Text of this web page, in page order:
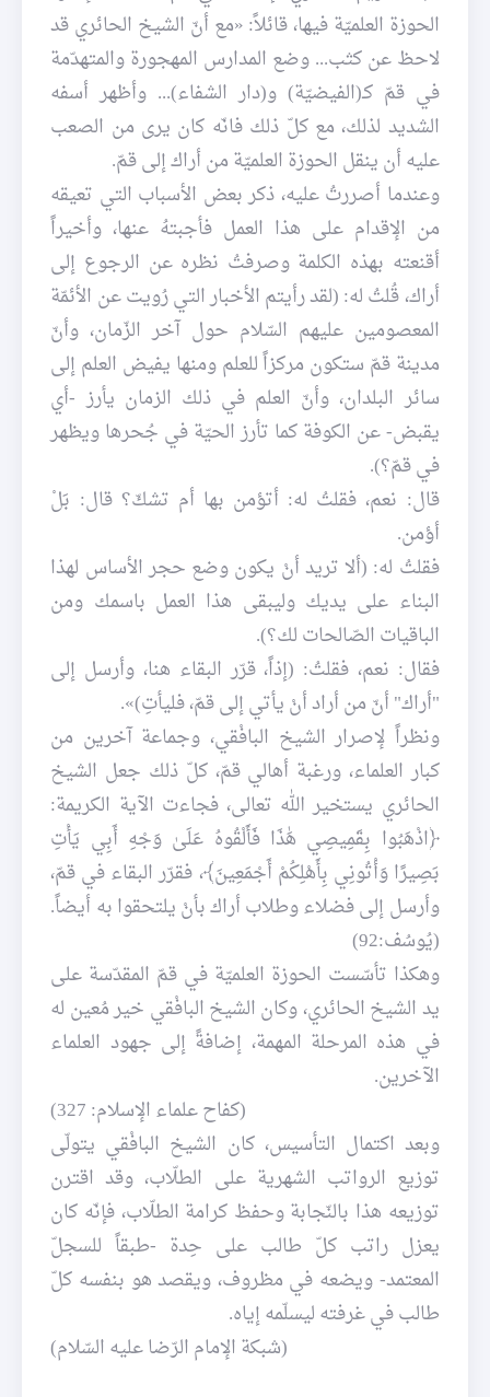
الحوزة العلميّة فيها، قائلاً: «مع أنّ الشيخ الحائري قد
لاحظ عن كثب... وضع المدارس المهجورة والمتهدّمة
في قمّ كـ(الفيضيّة) و(دار الشفاء)... وأظهر أسفه
الشديد لذلك، مع كلّ ذلك فانّه كان يرى من الصعب
عليه أن ينقل الحوزة العلميّة من أراك إلى قمّ.
وعندما أصررتُ عليه، ذكر بعض الأسباب التي تعيقه
من الإقدام على هذا العمل فأجبتهُ عنها، وأخيراً
أقنعته بهذه الكلمة وصرفتُ نظره عن الرجوع إلى
أراك، قُلتُ له: (لقد رأيتم الأخبار التي رُويت عن الأئمّة
المعصومين عليهم السّلام حول آخر الزّمان، وأنّ
مدينة قمّ ستكون مركزاً للعلم ومنها يفيض العلم إلى
سائر البلدان، وأنّ العلم في ذلك الزمان يأرز -أي
يقبض- عن الكوفة كما تأرز الحيّة في جُحرها ويظهر
في قمّ؟).
قال: نعم، فقلتُ له: أتؤمن بها أم تشكّ؟ قال: بَلْ
أؤمن.
فقلتُ له: (ألا تريد أنْ يكون وضع حجر الأساس لهذا
البناء على يديك وليبقى هذا العمل باسمك ومن
الباقيات الصّالحات لك؟).
فقال: نعم، فقلتُ: (إذاً، قرّر البقاء هنا، وأرسل إلى
"أراك" أنّ من أراد أنْ يأتي إلى قمّ، فليأتِ)».
ونظراً لإصرار الشيخ البافْقي، وجماعة آخرين من
كبار العلماء، ورغبة أهالي قمّ، كلّ ذلك جعل الشيخ
الحائري يستخير الله تعالى، فجاءت الآية الكريمة:
﴿اذْهَبُوا بِقَمِيصِي هَٰذَا فَأَلْقُوهُ عَلَىٰ وَجْهِ أَبِي يَأْتِ
بَصِيرًا وَأْتُونِي بِأَهْلِكُمْ أَجْمَعِينَ﴾، فقرّر البقاء في قمّ،
وأرسل إلى فضلاء وطلاب أراك بأنْ يلتحقوا به أيضاً.
(يُوسُف:92)
وهكذا تأسّست الحوزة العلميّة في قمّ المقدّسة على
يد الشيخ الحائري، وكان الشيخ البافْقي خير مُعين له
في هذه المرحلة المهمة، إضافةً إلى جهود العلماء
الآخرين.
(كفاح علماء الإسلام: 327)
وبعد اكتمال التأسيس، كان الشيخ البافْقي يتولّى
توزيع الرواتب الشهرية على الطلّاب، وقد اقترن
توزيعه هذا بالنّجابة وحفظ كرامة الطلّاب، فإنّه كان
يعزل راتب كلّ طالب على حِدة -طبقاً للسجلّ
المعتمد- ويضعه في مظروف، ويقصد هو بنفسه كلّ
طالب في غرفته ليسلّمه إياه.
(شبكة الإمام الرّضا عليه السّلام)